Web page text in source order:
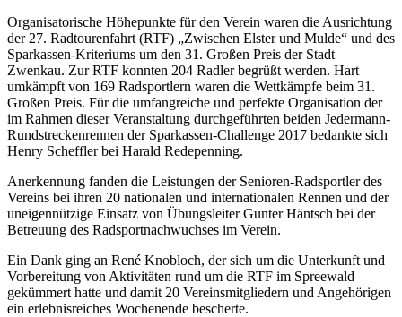
Organisatorische Höhepunkte für den Verein waren die Ausrichtung
der 27. Radtourenfahrt (RTF) „Zwischen Elster und Mulde“ und des
Sparkassen-Kriteriums um den 31. Großen Preis der Stadt
Zwenkau. Zur RTF konnten 204 Radler begrüßt werden. Hart
umkämpft von 169 Radsportlern waren die Wettkämpfe beim 31.
Großen Preis. Für die umfangreiche und perfekte Organisation der
im Rahmen dieser Veranstaltung durchgeführten beiden Jedermann-
Rundstreckenrennen der Sparkassen-Challenge 2017 bedankte sich
Henry Scheffler bei Harald Redepenning.
Anerkennung fanden die Leistungen der Senioren-Radsportler des
Vereins bei ihren 20 nationalen und internationalen Rennen und der
uneigennützige Einsatz von Übungsleiter Gunter Häntsch bei der
Betreuung des Radsportnachwuchses im Verein.
Ein Dank ging an René Knobloch, der sich um die Unterkunft und
Vorbereitung von Aktivitäten rund um die RTF im Spreewald
gekümmert hatte und damit 20 Vereinsmitgliedern und Angehörigen
ein erlebnisreiches Wochenende bescherte.